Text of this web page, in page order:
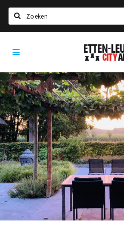
Home
Agenda
Deals
Party pics
Nieuws, interviews & blogs
Eten
Drinken
Slapen
Recreatief
Winkels
Leur
App